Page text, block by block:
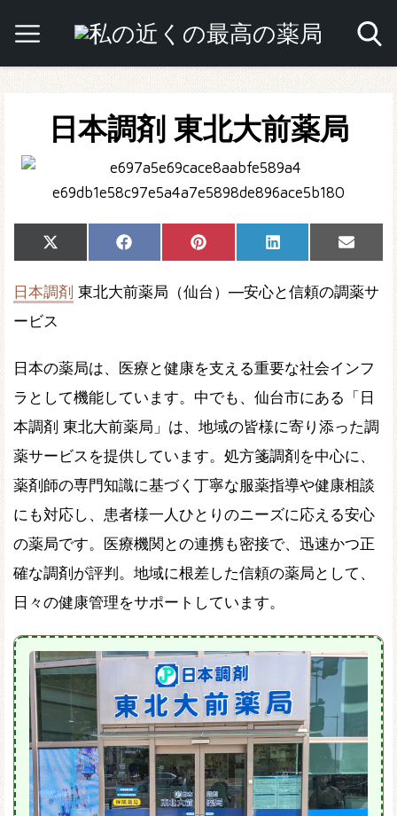
日本調剤 東北大前薬局
Share
on
X
(Twitter)
Share
on
Facebook Share
on
Pinterest Share
on
LinkedIn
Share
on
Email
日本調剤 東北大前薬局（仙台）―安心と信頼の調薬サ
ービス
日本の薬局は、医療と健康を支える重要な社会インフ
ラとして機能しています。中でも、仙台市にある「日
本調剤 東北大前薬局」は、地域の皆様に寄り添った調
薬サービスを提供しています。処方箋調剤を中心に、
薬剤師の専門知識に基づく丁寧な服薬指導や健康相談
にも対応し、患者様一人ひとりのニーズに応える安心
の薬局です。医療機関との連携も密接で、迅速かつ正
確な調剤が評判。地域に根差した信頼の薬局として、
日々の健康管理をサポートしています。